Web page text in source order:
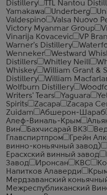
Distillery
TTL Nantou
Yamakawa
Underberg
Valdespino
Valsa Nuovo
Victory Myanmar Group
Vinarija Kovacevic
VP
Warner's Distillery
Wenneker
Westward
Distillers
Whitley Neill
Whiskey
William Grant &
Distillery
William
Wolfburn Distillery
Writers' Tears
Yaguara
Spirits
Zacapa Zacapa
Zuidam
Абшерон-Шараб
Алеф-Виналь-Крым
Вин
Бахчисарай ВКЗ
Главспиртпром
Грейн
винно-коньячный завод)
Ерасхский винный завод
Завод
Иронсан КВС
Напитков Алаверди
Мердзаванский
Межреспубликанский